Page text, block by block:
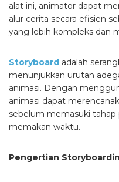
alat ini, animator dapat
alur cerita secara efisien
yang lebih kompleks dan
Storyboard adalah
menunjukkan urutan
animasi. Dengan
animasi dapat
sebelum memasuki tahap
memakan waktu.
Pengertian